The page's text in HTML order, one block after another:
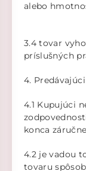
alebo
3.4 tovar
príslušných
4.
4.1 Kupujúci
konca
4.2 je vadou
tovaru